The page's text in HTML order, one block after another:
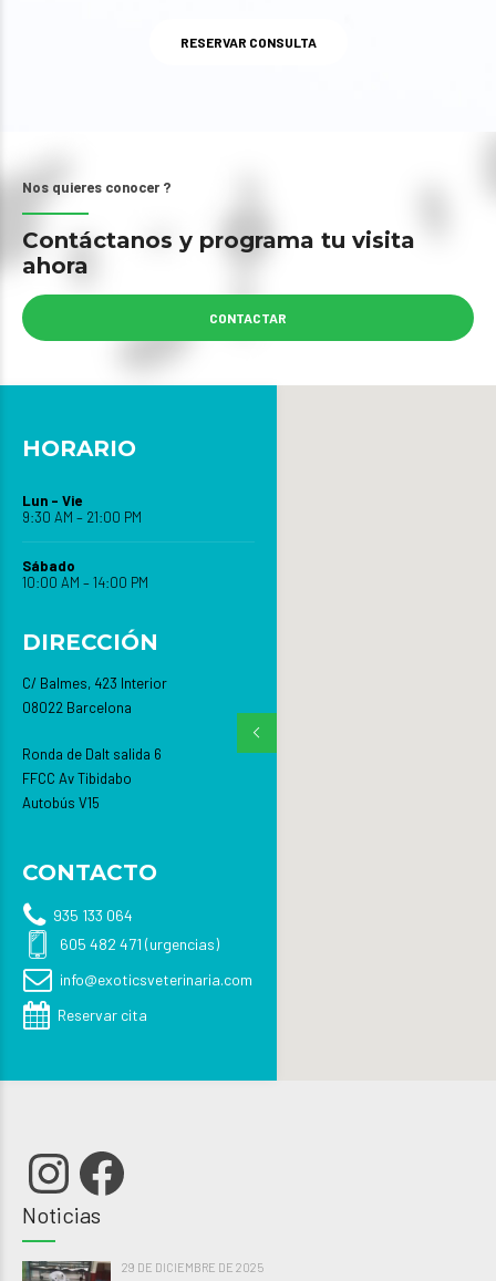
RESERVAR CONSULTA
Nos quieres conocer ?
Contáctanos y programa tu visita
ahora
CONTACTAR
HORARIO
Lun – Vie
9:30 AM – 21:00 PM
Sábado
10:00 AM – 14:00 PM
DIRECCIÓN
C/ Balmes, 423 Interior
08022 Barcelona
Ronda de Dalt salida 6
FFCC Av Tibidabo
Autobús V15
CONTACTO
935 133 064
605 482 471 (urgencias)
info@exoticsveterinaria.com
Reservar cita
Instagram
Facebook
Noticias
29 DE DICIEMBRE DE 2025